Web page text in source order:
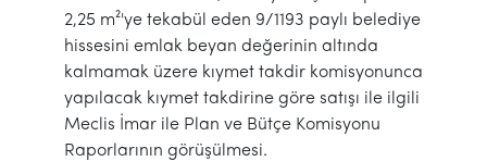
2,25 m²'ye tekabül eden 9/1193 paylı belediye
hissesini emlak beyan değerinin altında
kalmamak üzere kıymet takdir komisyonunca
yapılacak kıymet takdirine göre satışı ile ilgili
Meclis İmar ile Plan ve Bütçe Komisyonu
Raporlarının görüşülmesi.